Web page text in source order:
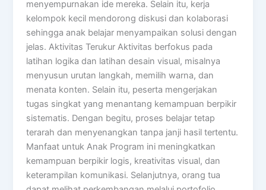
menyempurnakan ide mereka. Selain itu, kerja
kelompok kecil mendorong diskusi dan kolaborasi
sehingga anak belajar menyampaikan solusi dengan
jelas. Aktivitas Terukur Aktivitas berfokus pada
latihan logika dan latihan desain visual, misalnya
menyusun urutan langkah, memilih warna, dan
menata konten. Selain itu, peserta mengerjakan
tugas singkat yang menantang kemampuan berpikir
sistematis. Dengan begitu, proses belajar tetap
terarah dan menyenangkan tanpa janji hasil tertentu.
Manfaat untuk Anak Program ini meningkatkan
kemampuan berpikir logis, kreativitas visual, dan
keterampilan komunikasi. Selanjutnya, orang tua